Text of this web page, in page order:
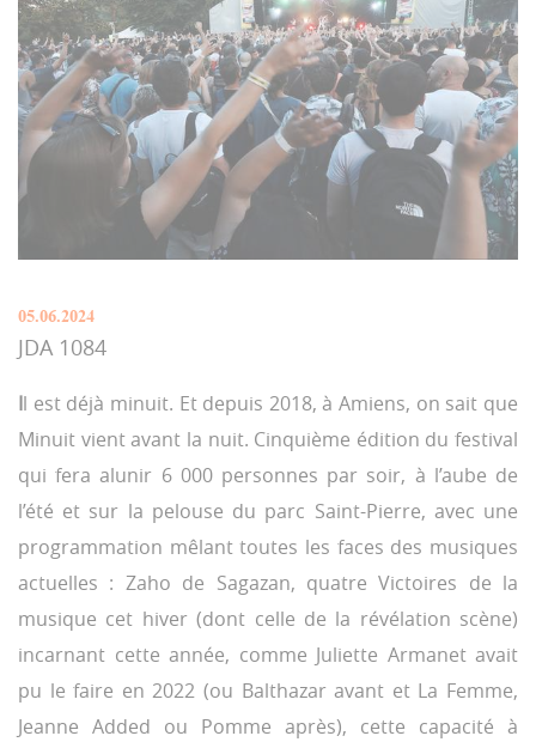
05.06.2024
JDA 1084
Il est déjà minuit. Et depuis 2018, à Amiens, on sait que
Minuit vient avant la nuit. Cinquième édition du festival
qui fera alunir 6 000 personnes par soir, à l’aube de
l’été et sur la pelouse du parc Saint-Pierre, avec une
programmation mêlant toutes les faces des musiques
actuelles : Zaho de Sagazan, quatre Victoires de la
musique cet hiver (dont celle de la révélation scène)
incarnant cette année, comme Juliette Armanet avait
pu le faire en 2022 (ou Balthazar avant et La Femme,
Jeanne Added ou Pomme après), cette capacité à